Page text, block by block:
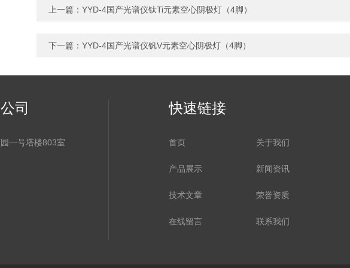
上一篇： YYD-4国产光谱仪钛Ti元素空心阴极灯（4脚）
下一篇： YYD-4国产光谱仪钒V元素空心阴极灯（4脚）
司
一号塔楼803室
快速链接
首页 关于我们
产品展示 新闻资讯
技术文章 荣誉资质
在线留言 联系我们